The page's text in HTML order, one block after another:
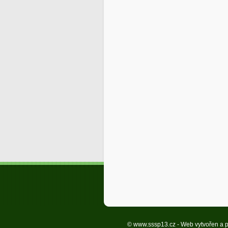
© www.sssp13.cz - Web vytvořen a